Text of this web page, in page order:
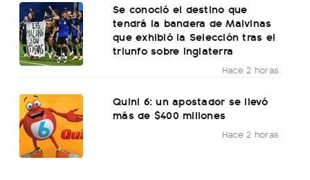
Se conoció el destino que
tendrá la bandera de Malvinas
que exhibió la Selección tras el
triunfo sobre Inglaterra
Hace 2 horas
Quini 6: un apostador se llevó
más de $400 millones
Hace 2 horas